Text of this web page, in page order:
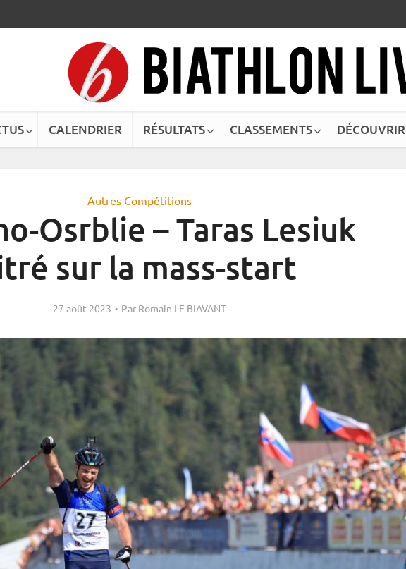
CALENDRIER RÉSULTATS CLASSEMENTS DÉCOUVRIR
Autres Compétitions
Osrblie – Taras Lesiuk
sur la mass-start
27 août 2023 Par Romain LE BIAVANT